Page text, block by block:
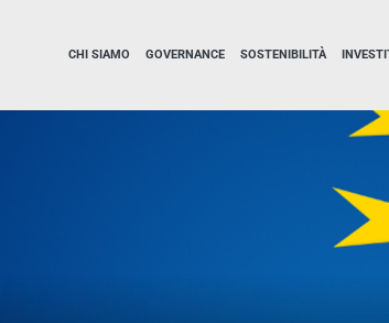
CHI SIAMO GOVERNANCE SOSTENIBILITÀ